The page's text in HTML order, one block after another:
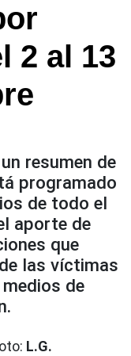
2 al 13
resumen de
programado
de todo el
aporte de
que
las víctimas
de
L.G.